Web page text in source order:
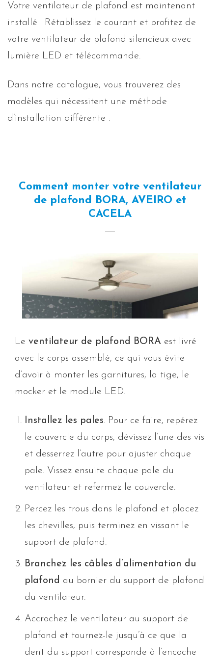
Votre ventilateur de plafond est maintenant
installé ! Rétablissez le courant et profitez de
votre ventilateur de plafond silencieux avec
lumière LED et télécommande.
Dans notre catalogue, vous trouverez des
modèles qui nécessitent une méthode
d’installation différente :
Comment monter votre ventilateur
de plafond BORA, AVEIRO et
CACELA
Le ventilateur de plafond BORA est livré
avec le corps assemblé, ce qui vous évite
d’avoir à monter les garnitures, la tige, le
mocker et le module LED.
Installez les pales. Pour ce faire, repérez
le couvercle du corps, dévissez l’une des vis
et desserrez l’autre pour ajuster chaque
pale. Vissez ensuite chaque pale du
ventilateur et refermez le couvercle.
Percez les trous dans le plafond et placez
les chevilles, puis terminez en vissant le
support de plafond.
Branchez les câbles d’alimentation du
plafond au bornier du support de plafond
du ventilateur.
Accrochez le ventilateur au support de
plafond et tournez-le jusqu’à ce que la
dent du support corresponde à l’encoche